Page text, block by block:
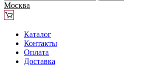
Москва
Каталог
Контакты
Оплата
Доставка